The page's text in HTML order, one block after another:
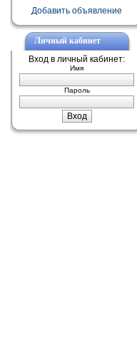
Добавить объявление
Личный кабинет
Вход в личный кабинет:
Имя
Пароль